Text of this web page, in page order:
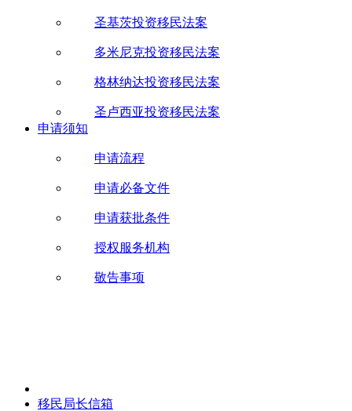
圣基茨投资移民法案
多米尼克投资移民法案
格林纳达投资移民法案
圣卢西亚投资移民法案
申请须知
申请流程
申请必备文件
申请获批条件
授权服务机构
敬告事项
移民局长信箱